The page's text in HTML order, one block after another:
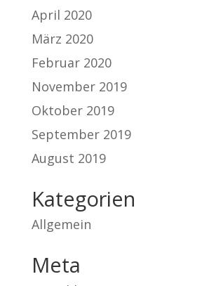
April 2020
März 2020
Februar 2020
November 2019
Oktober 2019
September 2019
August 2019
Kategorien
Allgemein
Meta